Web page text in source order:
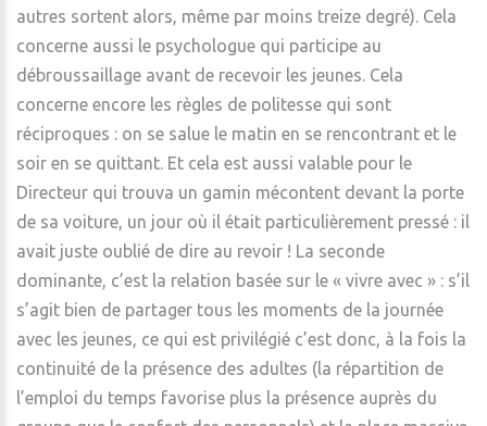
autres sortent alors, même par moins treize degré). Cela
concerne aussi le psychologue qui participe au
débroussaillage avant de recevoir les jeunes. Cela
concerne encore les règles de politesse qui sont
réciproques : on se salue le matin en se rencontrant et le
soir en se quittant. Et cela est aussi valable pour le
Directeur qui trouva un gamin mécontent devant la porte
de sa voiture, un jour où il était particulièrement pressé : il
avait juste oublié de dire au revoir ! La seconde
dominante, c’est la relation basée sur le « vivre avec » : s’il
s’agit bien de partager tous les moments de la journée
avec les jeunes, ce qui est privilégié c’est donc, à la fois la
continuité de la présence des adultes (la répartition de
l’emploi du temps favorise plus la présence auprès du